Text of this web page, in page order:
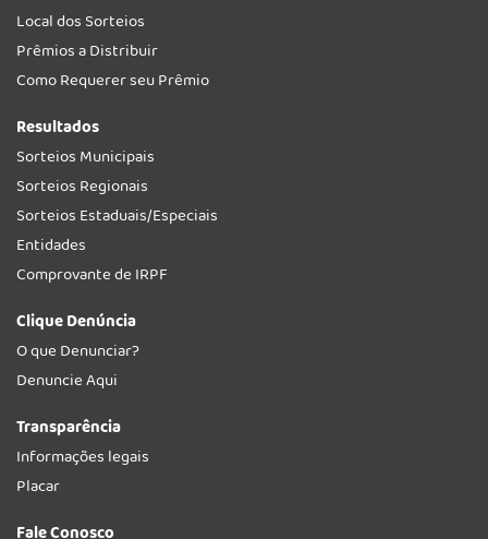
Local dos Sorteios
Prêmios a Distribuir
Como Requerer seu Prêmio
Resultados
Sorteios Municipais
Sorteios Regionais
Sorteios Estaduais/Especiais
Entidades
Comprovante de IRPF
Clique Denúncia
O que Denunciar?
Denuncie Aqui
Transparência
Informações legais
Placar